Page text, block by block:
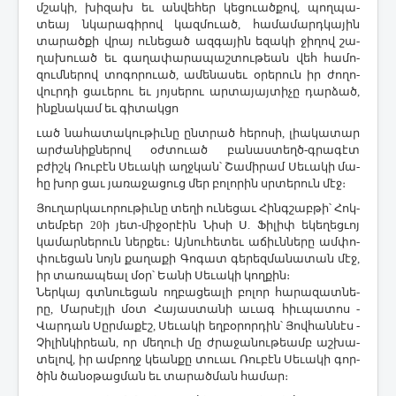
մշա­կի, խի­զախ եւ ան­վե­հեր կե­ցո­ւած­քով, պող­պա­
տեայ նկա­րա­գի­րով կազ­մո­ւած, հա­մա­մարդ­կա­յին
տա­րած­քի վրայ ու­նե­ցած ազ­գա­յին ե­զա­կի ջի­ղով շա­
ղա­խո­ւած եւ գա­ղա­փա­րա­պաշ­տու­թեան վեհ հա­մո­
զում­նե­րով տո­գո­րո­ւած, ա­մե­նա­սեւ օ­րե­րուն իր ժո­ղո­
վուր­դի ցա­ւե­րու եւ յոյ­սե­րու ար­տա­յայ­տի­չը դար­ձած,
ինք­նա­կամ եւ գի­տակ­ցո­
ւած նա­հա­տա­կու­թիւ­նը ընտ­րած հե­րո­սի, լիա­կա­տար
ար­ժա­նիք­նե­րով օժ­տո­ւած բա­նաս­տեղծ-գրա­գէտ
բժիշկ ­Ռու­բէն ­Սե­ւա­կի աղջ­կան՝ ­Շա­մի­րամ ­Սե­ւա­կի մա­
հը խոր ցաւ յա­ռա­ջա­ցուց մեր բո­լո­րին սրտե­րուն մէջ։
­Յու­ղար­կա­ւո­րու­թիւ­նը տե­ղի ու­նե­ցաւ ­Հինգ­շաբ­թի՝ ­Հոկ­
տեմ­բեր 20ի յետ-մի­ջօ­րէին ­Նի­սի Ս. ­Ֆի­լիփ ե­կե­ղեց­ւոյ
կա­մար­նե­րուն ներ­քեւ։ Այ­նու­հե­տեւ ա­ճիւն­նե­րը ամ­փո­
փո­ւե­ցան նոյն քա­ղա­քի ­Գո­գատ գե­րեզ­մա­նա­տան մէջ,
իր տա­ռա­պեալ մօր՝ Եա­նի ­Սե­ւա­կի կող­քին։
­Ներ­կայ գտնո­ւե­ցան ող­բա­ցեա­լի բո­լոր հա­րա­զատ­նե­
րը, ­Մար­սէյ­լի մօտ ­Հա­յաս­տա­նի ա­ւագ հիւ­պա­տոս ­
Վար­դան ­Սըր­մա­քէշ, ­Սե­ւա­կի եղ­բօ­րոր­դին՝ ­Յով­հան­նէս ­
Չի­լին­կի­րեան, որ մե­ղո­ւի մը ժրա­ջա­նու­թեամբ աշ­խա­
տե­լով, իր ամ­բողջ կեան­քը տո­ւաւ ­Ռու­բէն ­Սե­ւա­կի գոր­
ծին ծա­նօ­թաց­ման եւ տա­րած­ման հա­մար։